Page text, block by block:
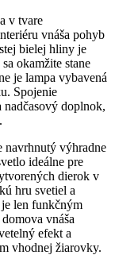
v tvare
vnáša pohyb
bielej hliny je
okamžite stane
je lampa vybavená
Spojenie
doplnok,
navrhnutý výhradne
ideálne pre
dierok v
hru svetiel a
len funkčným
vnáša
efekt a
vhodnej žiarovky.